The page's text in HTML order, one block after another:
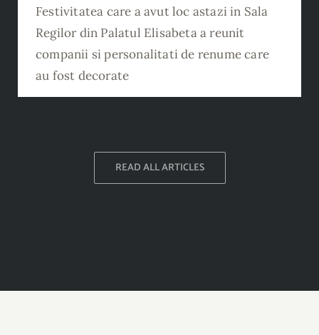
Festivitatea care a avut loc astazi in Sala
Regilor din Palatul Elisabeta a reunit
companii si personalitati de renume care
au fost decorate
READ ALL ARTICLES